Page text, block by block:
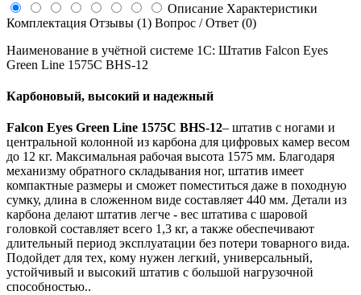
Описание Характеристики
Комплектация Отзывы (1) Вопрос / Ответ (0)
Наименование в учётной системе 1С: Штатив Falcon Eyes
Green Line 1575C BHS-12
Карбоновый, высокий и надежный
Falcon Eyes Green Line 1575С BHS-12– штатив с ногами и
центральной колонной из карбона для цифровых камер весом
до 12 кг. Максимальная рабочая высота 1575 мм. Благодаря
механизму обратного складывания ног, штатив имеет
компактные размеры и сможет поместиться даже в походную
сумку, длина в сложенном виде составляет 440 мм. Детали из
карбона делают штатив легче - вес штатива с шаровой
головкой составляет всего 1,3 кг, а также обеспечивают
длительный период эксплуатации без потери товарного вида.
Подойдет для тех, кому нужен легкий, универсальный,
устойчивый и высокий штатив с большой нагрузочной
способностью..